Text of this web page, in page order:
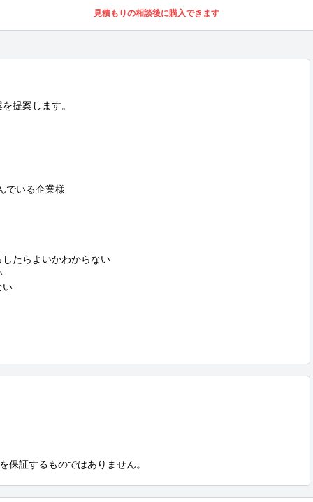
見積もりの相談後に購入できます
提案します。
でいる企業様
たらよいかわからない
い
証するものではありません。